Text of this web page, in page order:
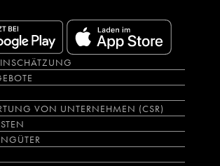
VON UNTERNEHMEN (CSR)